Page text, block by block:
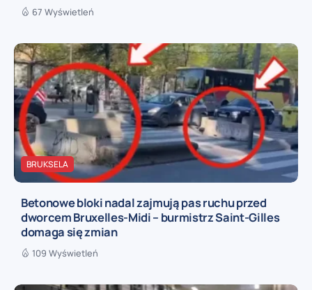
67 Wyświetleń
BRUKSELA
Betonowe bloki nadal zajmują pas ruchu przed
dworcem Bruxelles-Midi – burmistrz Saint-Gilles
domaga się zmian
109 Wyświetleń